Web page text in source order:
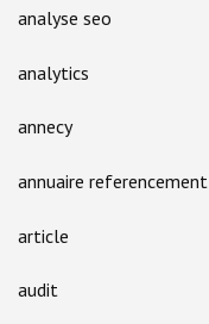
analyse seo
analytics
annecy
annuaire referencement
article
audit